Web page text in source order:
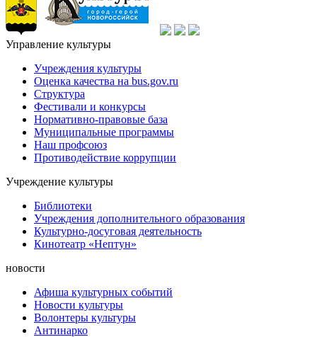
Управление культуры
Учреждения культуры
Оценка качества на bus.gov.ru
Структура
Фестивали и конкурсы
Нормативно-правовые база
Муниципальные программы
Наш профсоюз
Противодействие коррупции
Учреждение культуры
Библиотеки
Учреждения дополнительного образования
Культурно-досуговая деятельность
Кинотеатр «Нептун»
новости
Афиша культурных событий
Новости культуры
Волонтеры культуры
Антинарко